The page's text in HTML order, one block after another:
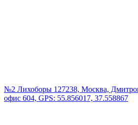
№2 Лихоборы 127238, Москва,
офис 604, GPS: 55.856017, 37.558867